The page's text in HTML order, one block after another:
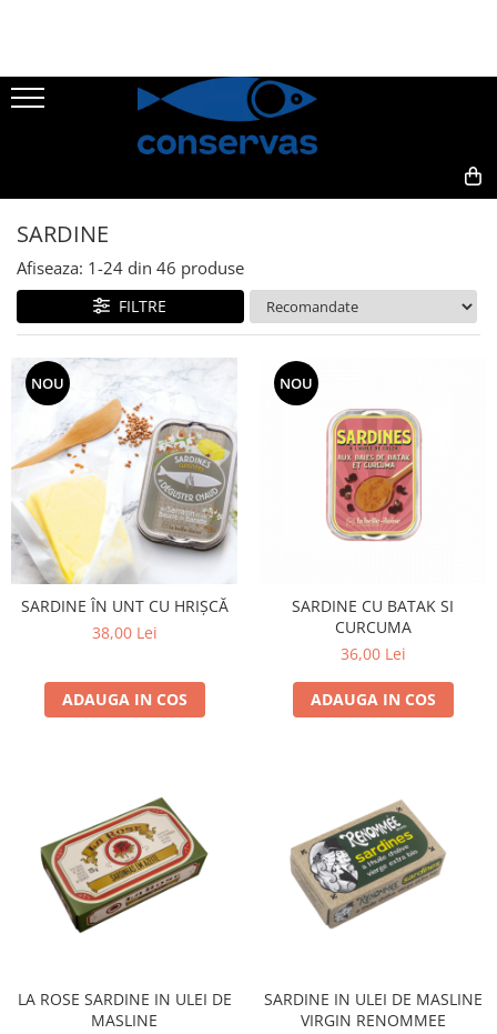
ANȘOA - HAMSII
SARDINE
TON
MACROU
PATÉ
HERING
PĂSTRĂV
SOMON
SPROT
SARDINE
Afiseaza: 1-24 din 46 produse
FILTRE
NOU
SARDINE ÎN UNT CU HRIȘCĂ
38,00 Lei
ADAUGA IN COS
NOU
SARDINE CU BATAK SI
CURCUMA
36,00 Lei
ADAUGA IN COS
LA ROSE SARDINE IN ULEI DE
MASLINE
SARDINE IN ULEI DE MASLINE
VIRGIN RENOMMEE